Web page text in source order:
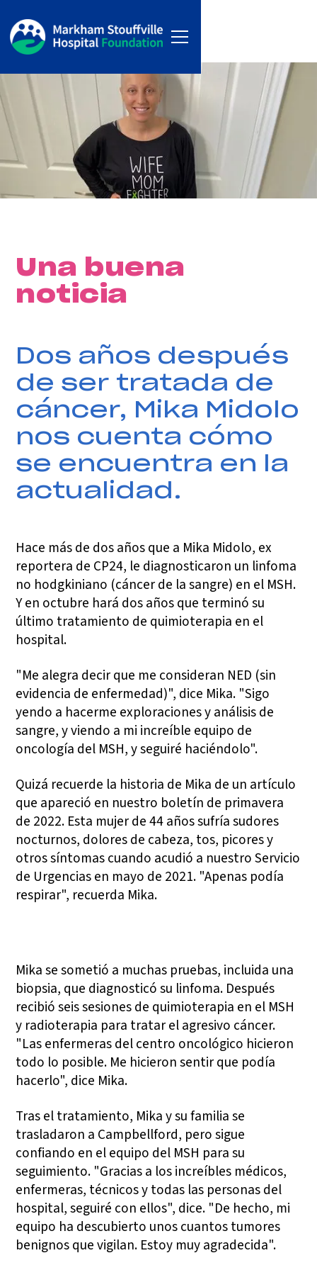
Una buena
noticia
Dos años después
de ser tratada de
cáncer, Mika Midolo
nos cuenta cómo
se encuentra en la
actualidad.
Hace más de dos años que a Mika Midolo, ex
reportera de CP24, le diagnosticaron un linfoma
no hodgkiniano (cáncer de la sangre) en el MSH.
Y en octubre hará dos años que terminó su
último tratamiento de quimioterapia en el
hospital.
"Me alegra decir que me consideran NED (sin
evidencia de enfermedad)", dice Mika. "Sigo
yendo a hacerme exploraciones y análisis de
sangre, y viendo a mi increíble equipo de
oncología del MSH, y seguiré haciéndolo".
Quizá recuerde la historia de Mika de un artículo
que apareció en nuestro boletín de primavera
de 2022. Esta mujer de 44 años sufría sudores
nocturnos, dolores de cabeza, tos, picores y
otros síntomas cuando acudió a nuestro Servicio
de Urgencias en mayo de 2021. "Apenas podía
respirar", recuerda Mika.
Mika se sometió a muchas pruebas, incluida una
biopsia, que diagnosticó su linfoma. Después
recibió seis sesiones de quimioterapia en el MSH
y radioterapia para tratar el agresivo cáncer.
"Las enfermeras del centro oncológico hicieron
todo lo posible. Me hicieron sentir que podía
hacerlo", dice Mika.
Tras el tratamiento, Mika y su familia se
trasladaron a Campbellford, pero sigue
confiando en el equipo del MSH para su
seguimiento. "Gracias a los increíbles médicos,
enfermeras, técnicos y todas las personas del
hospital, seguiré con ellos", dice. "De hecho, mi
equipo ha descubierto unos cuantos tumores
benignos que vigilan. Estoy muy agradecida".